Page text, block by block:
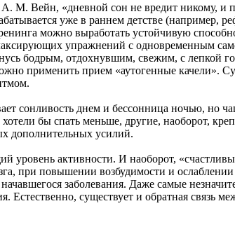
А. М. Вейн, «дневной сон не вредит никому, и
уже в раннем детстве (например,
можно выработать устойчивую
упражнений с одновременным
бодрым, отдохнувшим, свежим, с лепкой
применить прием «аутогенные качели».
сонливость днем и бессонница ночью, но
бы спать меньше, другие, наоборот,
дополнительных усилий.
уровень активности. И наоборот,
при повышении возбудимости и
заболевания. Даже самые
существует и обратная связь